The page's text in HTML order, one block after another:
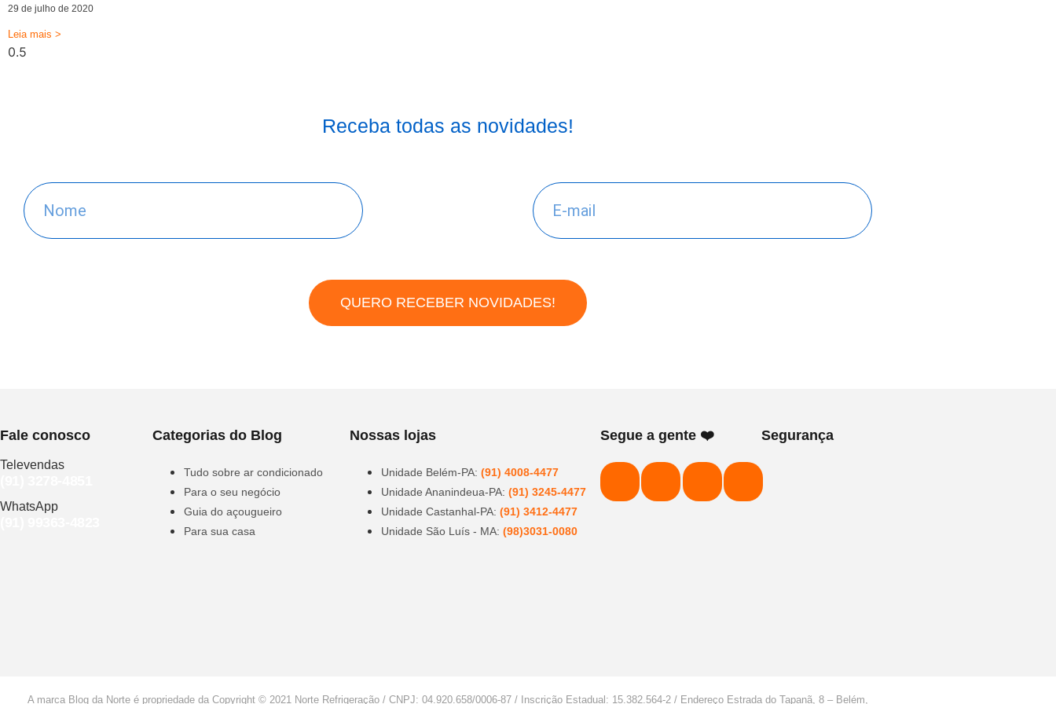
29 de julho de 2020
Leia mais >
Receba todas as novidades!
QUERO RECEBER NOVIDADES!
Fale conosco
Televendas
WhatsApp
Categorias do Blog
Tudo sobre ar condicionado
Para o seu negócio
Guia do açougueiro
Para sua casa
Nossas lojas
Unidade Belém-PA: (91) 4008-4477
Unidade Ananindeua-PA: (91) 3245-4477
Unidade Castanhal-PA: (91) 3412-4477
Unidade São Luís - MA: (98)3031-0080
Segue a gente ❤️ Segurança
A marca Blog da Norte é propriedade da Copyright © 2021 Norte Refrigeração / CNPJ: 04.920.658/0006-87 / Inscrição Estadual: 15.382.564-2 / Endereço Estrada do Tapanã, 8 – Belém,